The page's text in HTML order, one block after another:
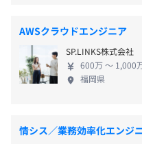
・株式会社サイバーエージ
・株式会社DMM.com
・株式会社セプター
・株式会社アイスタイル
・株式会社ジークレスト
・チームラボ株式会社
福岡市地下鉄「中洲川端
■年末年始休暇
■生理休暇
■介護休暇
■産休・育休制度（男女
※5日以上の連休も取得で
そ、望む環境を自分で
力をつけてほしい。 し
いくのは、簡単なこと
る仲間がいてこそ、私
ます。 Y'sは、みなさ
仲間になりたいと考えて
AWSクラウドエンジニア
SP.LINKS株式会社
600万 〜 1,000
福岡県
情シス／業務効率化エンジ